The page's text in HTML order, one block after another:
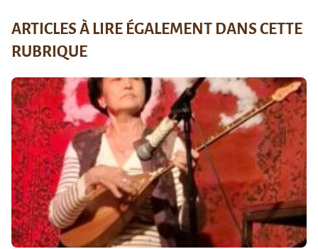
ARTICLES À LIRE ÉGALEMENT DANS CETTE
RUBRIQUE